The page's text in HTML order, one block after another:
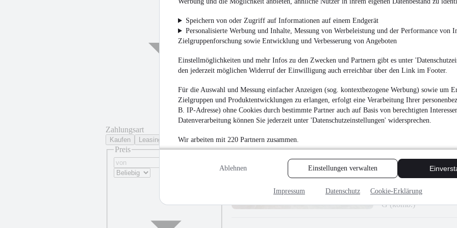
Speichern von oder Zugriff auf Informationen auf einem Endgerät
Personalisierte Werbung und Inhalte, Messung von Werbeleistung und der Performance von
Zielgruppenforschung sowie Entwicklung und Verbesserung von Angeboten
Einstellmöglichkeiten und mehr Infos zu den Zwecken und Partnern gibt es unter
den jederzeit möglichen Widerruf der Einwilligung auch erreichbar über den Link im Footer.
Für die Auswahl und Messung einfacher Anzeigen (sog. kontextbezogene Werbung) sowie um
Zielgruppen und Produktentwicklungen zu erlangen, erfolgt eine Verarbeitung Ihrer
B. IP-Adresse) ohne Cookies durch bestimmte Partner auch auf Basis von berechtigten
Datenverarbeitung können Sie jederzeit unter 'Datenschutzeinstellungen' widersprechen.
Wir arbeiten mit 220 Partnern zusammen.
Ablehnen Einstellungen verwalten
Impressum Datenschutz Cookie-Erklärung
Zahlungsart
Kaufen Leasing
Preis
Finanzierung ab 1.898 € mtl.
12,8 l/100km (komb.)
G (komb.)
83.990 €
891 € mtl.
7,2 l/100km (komb.)
G (komb.)